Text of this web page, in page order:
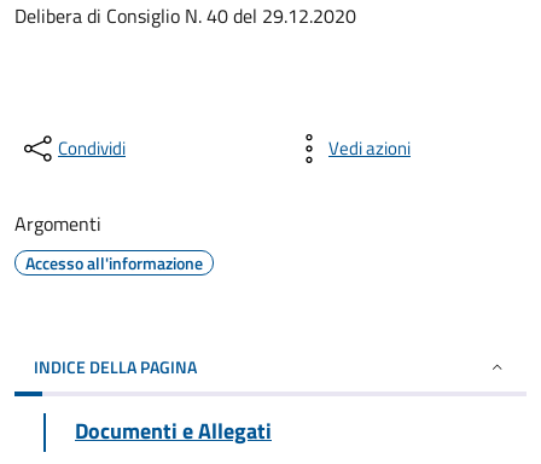
Delibera di Consiglio N. 40 del 29.12.2020
Condividi Vedi azioni
Argomenti
Accesso all'informazione
INDICE DELLA PAGINA
Documenti e Allegati